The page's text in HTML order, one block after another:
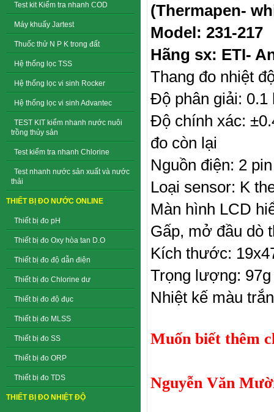
Test kit Kiểm tra nhanh COD
Máy khuấy Jartest
Thuốc thử N P K trong đất
Hệ thống lọc TSS
Hệ thống lọc vi sinh Rocker
Hệ thống lọc vi sinh Advantec
TEST KIT kiểm nhanh nước nuôi
trồng thủy sản
Test kiểm tra nhanh Chlorine
Test nhanh nước sản xuất và nước
thải
THIẾT BỊ ĐO NƯỚC ONLINE
Thiết bị đo pH
Thiết bị đo Oxy hòa tan D.O
Thiết bị đo độ dẫn điện
Thiết bị đo Chlorine dư
Thiết bị đo độ đục
Thiết bị đo MLSS
Thiết bị đo SS
Thiết bị đo ORP
Thiết bị đo TDS
THIẾT BỊ ĐO NHIỆT ĐỘ
(Thermapen-
Model: 231-217
Hãng sx: ETI-
Thang đo nhiệt
Độ phân giải: 0.1
Độ chính xác:
đo còn lại
Nguồn điện: 2
Loại sensor: K
Màn hình LCD
Gấp, mở đầu dò
Kích thước:
Trọng lượng: 97g
Nhiệt kế màu
Muốn biết thêm
Nguyễn Văn